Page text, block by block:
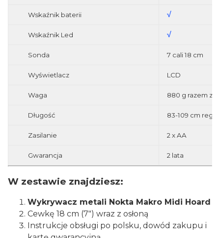
Wskaźnik baterii √
Wskaźnik Led √
Sonda 7 cali 18 cm
Wyświetlacz LCD
Waga 880 g razem z
Długość 83-109 cm
Zasilanie 2 x AA
Gwarancja 2 lata
W zestawie znajdziesz:
Wykrywacz metali Nokta Makro Midi Hoard
Cewkę 18 cm (7") wraz z osłoną
Instrukcje obsługi po polsku, dowód zakupu i